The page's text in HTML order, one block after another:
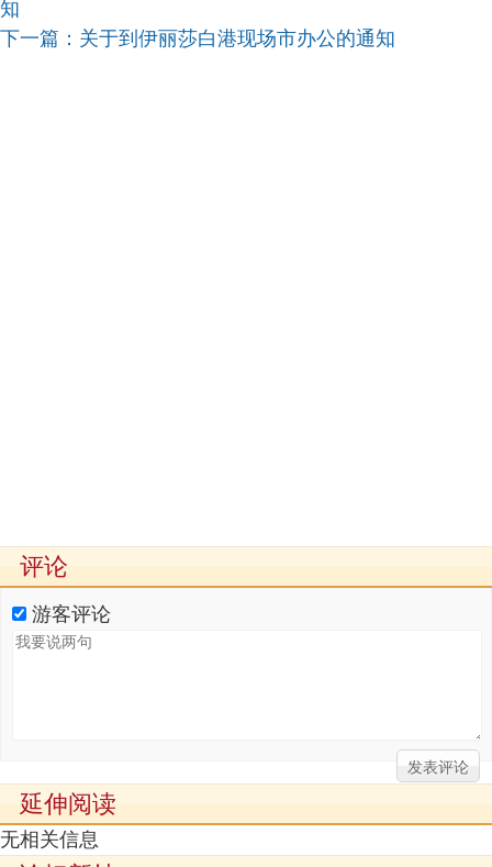
知
下一篇： 关于到伊丽莎白港现场市办公的通知
评论
游客评论
延伸阅读
无相关信息